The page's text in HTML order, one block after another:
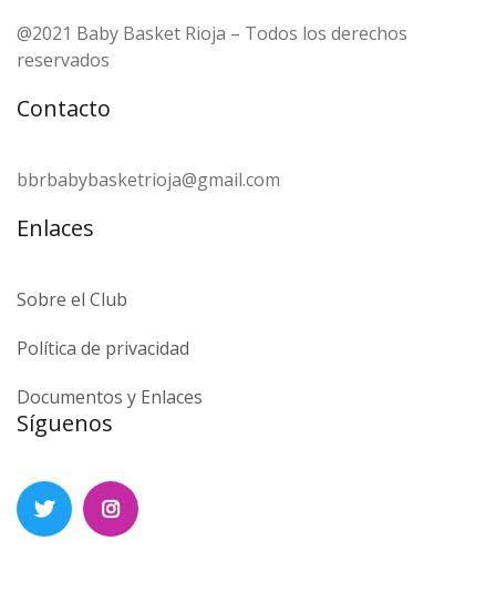
@2021 Baby Basket Rioja – Todos los derechos
reservados
Contacto
bbrbabybasketrioja@gmail.com
Enlaces
Sobre el Club
Política de privacidad
Documentos y Enlaces
Síguenos